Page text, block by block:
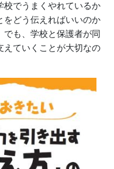
校でうまくやれているか
をどう伝えればいいのか
も、学校と保護者が同
えていくことが大切なの